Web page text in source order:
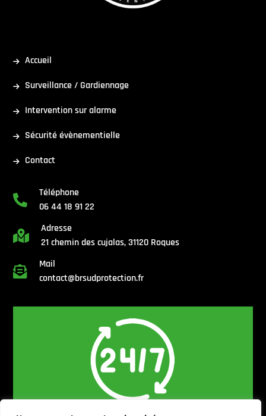
Accueil
Surveillance / Gardiennage
Intervention sur alarme
Sécurité évènementielle
Contact

Téléphone
06 44 18 91 22

Adresse
21 chemin des cujalas, 31120 Roques

Mail
contact@brsudprotection.fr